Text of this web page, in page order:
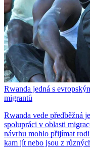
Rwanda jedná s
migrantů
Rwanda vede předběžná
spolupráci v oblasti
návrhu mohlo přijímat
kam jít nebo jsou z